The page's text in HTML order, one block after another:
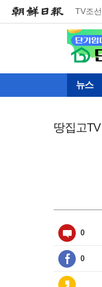
TV조선
뉴스
땅집고TV
0
0